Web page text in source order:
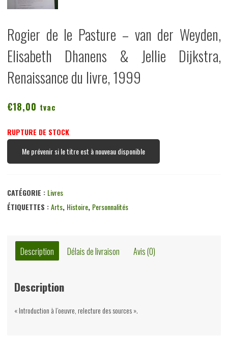
Rogier de le Pasture – van der Weyden,
Elisabeth Dhanens & Jellie Dijkstra,
Renaissance du livre, 1999
€18,00 tvac
RUPTURE DE STOCK
Me prévenir si le titre est à nouveau disponible
CATÉGORIE : Livres
ÉTIQUETTES :Arts, Histoire, Personnalités
Description Délais de livraison Avis (0)
Description
« Introduction à l’oeuvre, relecture des sources ».